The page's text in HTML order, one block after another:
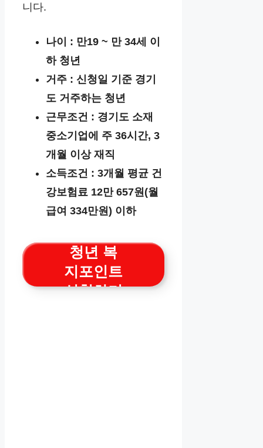
니다.
나이 : 만19 ~ 만 34세 이
하 청년
거주 : 신청일 기준 경기
도 거주하는 청년
근무조건 : 경기도 소재
중소기업에 주 36시간, 3
개월 이상 재직
소득조건 : 3개월 평균 건
강보험료 12만 657원(월
급여 334만원) 이하
청년 복
지포인트
신청하기